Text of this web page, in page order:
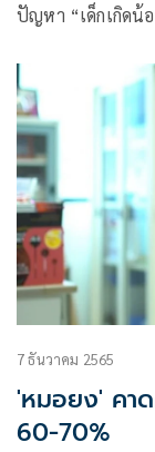
ปัญหา “เด็กเกิดน้
7 ธันวาคม 2565
'หมอยง' คา
60-70%